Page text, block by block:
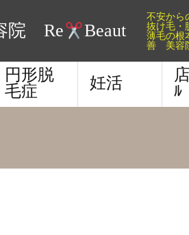
院 Re Beaut
不安か
抜け毛・
薄毛の根
善 美容
円形脱
毛症
妊活
ﾙ